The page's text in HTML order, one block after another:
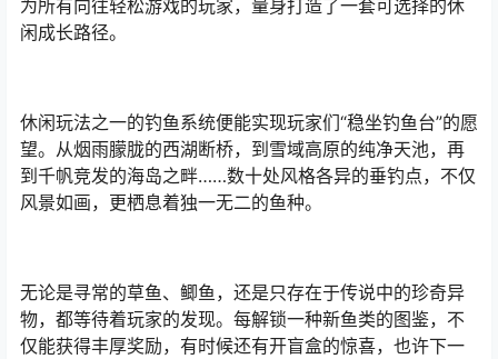
为所有向往轻松游戏的玩家，量身打造了一套可选择的休
闲成长路径。
休闲玩法之一的钓鱼系统便能实现玩家们“稳坐钓鱼台”的愿
望。从烟雨朦胧的西湖断桥，到雪域高原的纯净天池，再
到千帆竞发的海岛之畔……数十处风格各异的垂钓点，不仅
风景如画，更栖息着独一无二的鱼种。
无论是寻常的草鱼、鲫鱼，还是只存在于传说中的珍奇异
物，都等待着玩家的发现。每解锁一种新鱼类的图鉴，不
仅能获得丰厚奖励，有时候还有开盲盒的惊喜，也许下一